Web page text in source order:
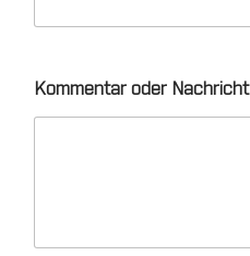
Kommentar oder Nachricht